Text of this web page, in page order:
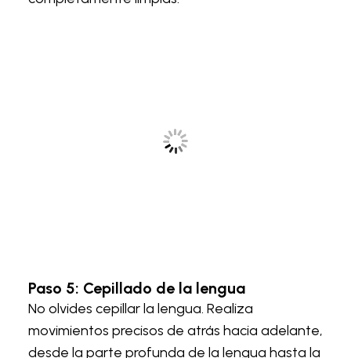
Paso 5: Cepillado de la lengua
No olvides cepillar la lengua. Realiza
movimientos precisos de atrás hacia adelante,
desde la parte profunda de la lengua hasta la